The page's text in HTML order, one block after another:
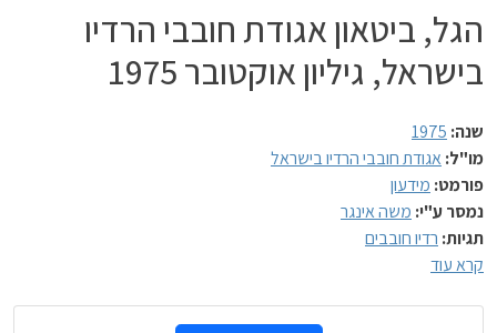
הגל, ביטאון אגודת חובבי הרדיו
בישראל, גיליון אוקטובר 1975
שנה: 1975
מו"ל: אגודת חובבי הרדיו בישראל
פורמט: מידעון
נמסר ע"י: משה אינגר
תגיות: רדיו חובבים
קרא עוד